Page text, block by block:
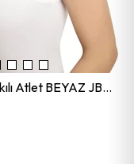
Kadın 6'lı İp Askılı Atlet BEYAZ JBR583.0006